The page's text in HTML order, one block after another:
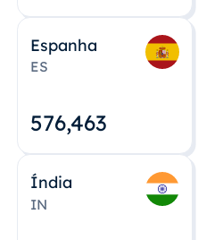
Espanha
ES
576,463
Índia
IN